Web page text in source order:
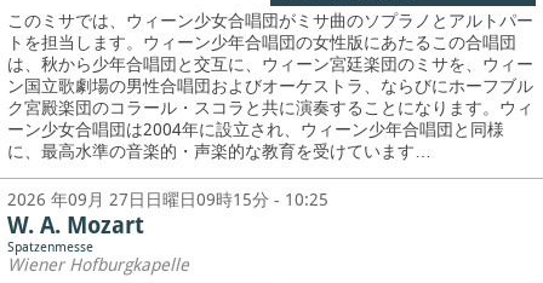
このミサでは、ウィーン少女合唱団がミサ曲のソプラノとアルトパー
トを担当します。ウィーン少年合唱団の女性版にあたるこの合唱団
は、秋から少年合唱団と交互に、ウィーン宮廷楽団のミサを、ウィー
ン国立歌劇場の男性合唱団およびオーケストラ、ならびにホーフブル
ク宮殿楽団のコラール・スコラと共に演奏することになります。ウィ
ーン少女合唱団は2004年に設立され、ウィーン少年合唱団と同様
に、最高水準の音楽的・声楽的な教育を受けています…
2026 年09月 27日日曜日09時15分 - 10:25
W. A. Mozart
Spatzenmesse
Wiener Hofburgkapelle